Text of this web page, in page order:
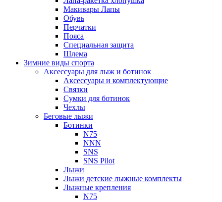
Макивары Лапы
Обувь
Перчатки
Пояса
Специальная защита
Шлема
Зимние виды спорта
Аксессуары для лыж и ботинок
Аксессуары и комплектующие
Связки
Сумки для ботинок
Чехлы
Беговые лыжи
Ботинки
N75
NNN
SNS
SNS Pilot
Лыжи
Лыжи детские лыжные комплекты
Лыжные крепления
N75